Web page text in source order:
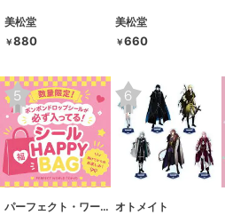
美松堂
￥880
美松堂
￥660
パーフェクト・ワールド・トーキョー オトメイト